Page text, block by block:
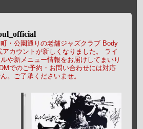
・公園通りの老舗ジャズクラブ Body
カウントが新しくなりました。
ライ
や新メニュー情報をお届けしてまいり
でのご予約・お問い合わせには対応
。ご了承くださいませ。